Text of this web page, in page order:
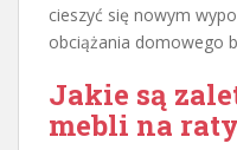
cieszyć się nowym
obciążania domowego
Jakie są
mebli na